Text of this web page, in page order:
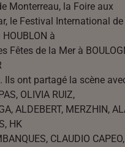
Monterreau, la Foire aux
le Festival International de
à
Fêtes de la Mer à
ont partagé la scène
OLIVIA RUIZ,
ALDEBERT, MERZHIN,
HK
CLAUDIO